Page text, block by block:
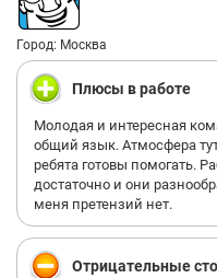
Город: Москва
Плюсы в работе
Молодая и интересная
общий язык. Атмосфера
ребята готовы помогать.
достаточно и они
меня претензий нет.
Отрицательные